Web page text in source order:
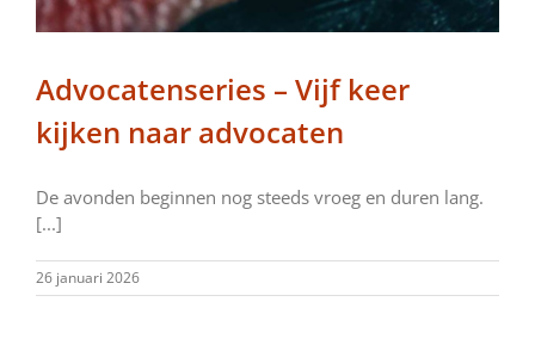
Advocatenseries – Vijf keer
kijken naar advocaten
De avonden beginnen nog steeds vroeg en duren lang.
[...]
26 januari 2026